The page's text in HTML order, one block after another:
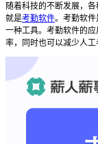
随着科技的不断发展，
就是考勤软件。考勤软
一种工具。考勤软件的
率，同时也可以减少人